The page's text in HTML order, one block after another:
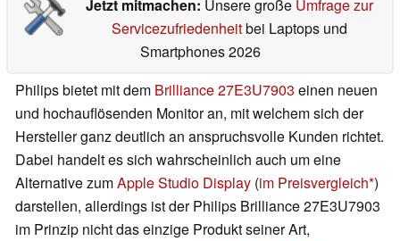
Jetzt mitmachen: Unsere große Umfrage zur
Servicezufriedenheitbei Laptops und
Smartphones 2026
Philips bietet mit dem Brilliance 27E3U7903 einen neuen
und hochauflösenden Monitor an, mit welchem sich der
Hersteller ganz deutlich an anspruchsvolle Kunden richtet.
Dabei handelt es sich wahrscheinlich auch um eine
Alternative zumApple Studio Display (im Preisvergleich )
darstellen, allerdings ist der Philips Brilliance 27E3U7903
im Prinzip nicht das einzige Produkt seiner Art,